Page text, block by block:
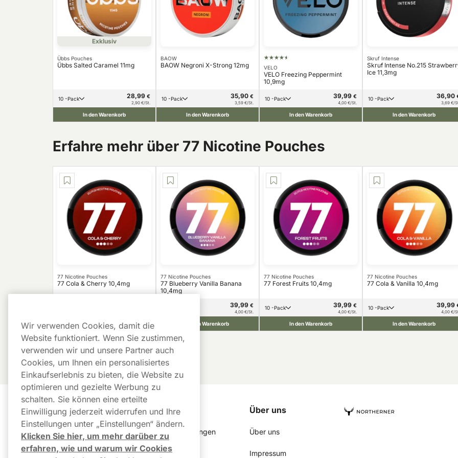
Exklusiv
Übbs Pouches
Übbs Salted Caramel 11mg
10 -Pack 28,99 €
2,90 €/St.
In den Warenkorb
BAOW
BAOW Negroni X-Strong 12mg
10 -Pack 35,90 €
3,59 €/St.
In den Warenkorb
VELO
VELO Freezing Peppermint
10,9mg
10 -Pack 39,99 €
4,00 €/St.
In den Warenkorb
Skruf Intense
Skruf Intense No.215
Ice 11,3mg
10 -Pack 36,90
3,69 €/St.
In den Warenkorb
Erfahre mehr über 77 Nicotine Pouches
77 Nicotine Pouches
77 Cola & Cherry 10,4mg
In den Warenkorb
77 Nicotine Pouches
77 Blueberry Vanilla Banana
10,4mg
39,99 €
4,00 €/St.
In den Warenkorb
77 Nicotine Pouches
77 Forest Fruits 10,4mg
10 -Pack 39,99 €
4,00 €/St.
In den Warenkorb
77 Nicotine Pouches
77 Cola & Vanilla 10,4mg
10 -Pack 39,99
4,00 €/St.
In den Warenkorb
Kundendienst
Kundendienst
FAQ
Links
Cookie Einstellungen
Bestellverlauf
Über uns
Über uns
Impressum
Wir verwenden Cookies, damit die
Website funktioniert. Wenn Sie zustimmen,
verwenden wir und unsere Partner auch
Cookies, um Ihnen ein personalisiertes
Einkaufserlebnis zu bieten, die Website zu
optimieren und gezielte Werbung zu
schalten. Sie können eine erteilte
Einwilligung jederzeit widerrufen und Ihre
Einstellungen unter „Einstellungen“ ändern.
Klicken Sie hier, um mehr darüber zu
erfahren, wie und warum wir Cookies